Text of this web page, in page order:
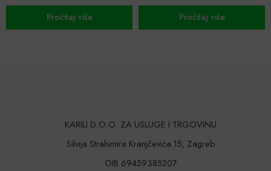
KARILI D.O.O. ZA USLUGE I TRGOVINU
Silvija Strahimira Kranjčevića 15, Zagreb
OIB 69459385207